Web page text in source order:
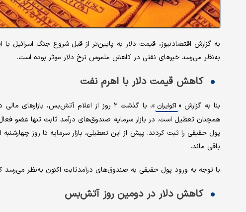
به گزارش اقتصادنیوز، قیمت دلار به پایین‌تر از قبل شروع جنگ اسرائیل
به‌نظر می‌رسد خبرهای نفتی در کاهش ملموس نرخ دلار موثر بوده است.
کاهش قیمت دلار با اهرم نفت
بنا به گزارش « اکوایران
»، با گذشت ۲ روز از اعلام آتش‌بس،
همچنان تعطیل است. در بازار سرمایه صندوق‌های درآمد ثابت تنها عضو
پول حقیقی را ثبت کردند. پیش از این تعطیلی، بازار سرمایه تا روز
باقی‌ ماند.
با توجه به ورود پول حقیقی به صندوق‌های درآمدثابت اکنون به‌نظر
کاهش دلار در دومین روز آتش‌بس